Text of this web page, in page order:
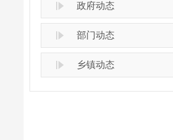
政府动态
部门动态
乡镇动态